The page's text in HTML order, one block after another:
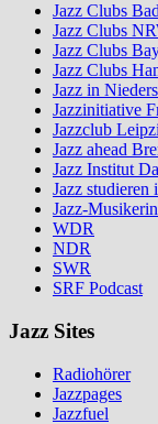
Jazz Clubs
Jazz Clubs
Jazz Clubs
Jazz Clubs
Jazz in
Jazzinitiative
Jazzclub
Jazz ahead
Jazz Institut
Jazz studieren
Jazz-
WDR
NDR
SWR
SRF Podcast
Jazz Sites
Radiohörer
Jazzpages
Jazzfuel